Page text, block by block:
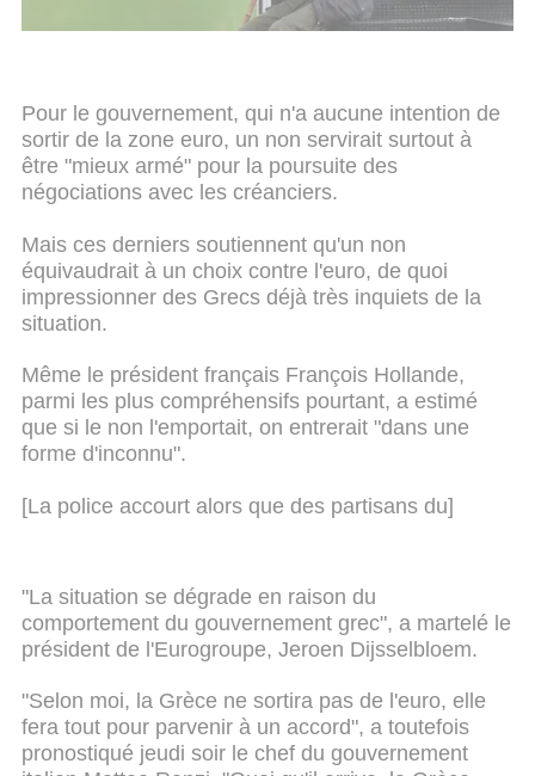
Pour le gouvernement, qui n'a aucune intention de
sortir de la zone euro, un non servirait surtout à
être "mieux armé" pour la poursuite des
négociations avec les créanciers.
Mais ces derniers soutiennent qu'un non
équivaudrait à un choix contre l'euro, de quoi
impressionner des Grecs déjà très inquiets de la
situation.
Même le président français François Hollande,
parmi les plus compréhensifs pourtant, a estimé
que si le non l'emportait, on entrerait "dans une
forme d'inconnu".
[La police accourt alors que des partisans du]
"La situation se dégrade en raison du
comportement du gouvernement grec", a martelé le
président de l'Eurogroupe, Jeroen Dijsselbloem.
"Selon moi, la Grèce ne sortira pas de l'euro, elle
fera tout pour parvenir à un accord", a toutefois
pronostiqué jeudi soir le chef du gouvernement